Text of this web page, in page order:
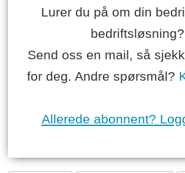
Lurer du på om din
bedriftsløsning?
Send oss en mail, så
for deg. Andre spørsmål?
Allerede abonnent?